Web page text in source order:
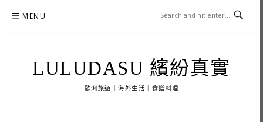
MENU
LULUDASU 繽紛真實
歐洲旅遊｜海外生活｜食譜料理